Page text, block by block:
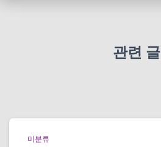
관련 글
미분류